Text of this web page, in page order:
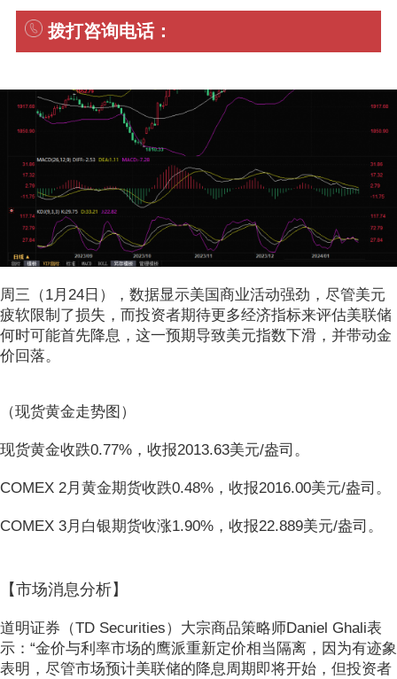
拨打咨询电话：
周三（1月24日），数据显示美国商业活动强劲，尽管美元
疲软限制了损失，而投资者期待更多经济指标来评估美联储
何时可能首先降息，这一预期导致美元指数下滑，并带动金
价回落。
（现货黄金走势图）
现货黄金收跌0.77%，收报2013.63美元/盎司。
COMEX 2月黄金期货收跌0.48%，收报2016.00美元/盎司。
COMEX 3月白银期货收涨1.90%，收报22.889美元/盎司。
【市场消息分析】
道明证券（TD Securities）大宗商品策略师Daniel Ghali表
示：“金价与利率市场的鹰派重新定价相当隔离，因为有迹象
表明，尽管市场预计美联储的降息周期即将开始，但投资者